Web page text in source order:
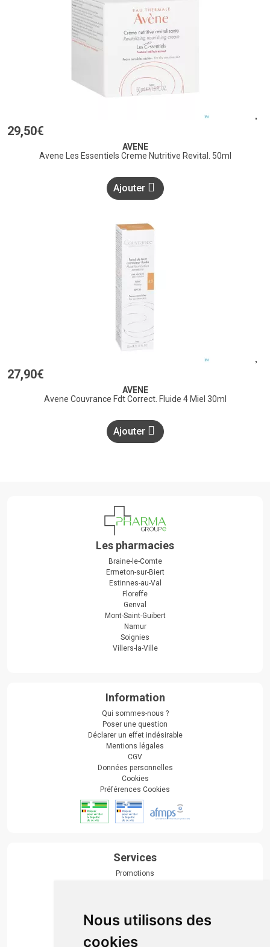
Nous utilisons des
cookies
29,50€
AVENE
Avene Les Essentiels Creme Nutritive Revital. 50ml
Ajouter
27,90€
AVENE
Avene Couvrance Fdt Correct. Fluide 4 Miel 30ml
Ajouter
Les pharmacies
Braine-le-Comte
Ermeton-sur-Biert
Estinnes-au-Val
Floreffe
Genval
Mont-Saint-Guibert
Namur
Soignies
Villers-la-Ville
Information
Qui sommes-nous ?
Poser une question
Déclarer un effet indésirable
Mentions légales
CGV
Données personnelles
Cookies
Préférences Cookies
Services
Promotions
Actualités & conseils
Événements
Marques